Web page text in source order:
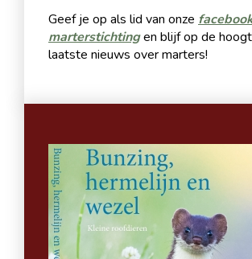
Geef je op als lid van onze
marterstichtingen blijf op de
laatste nieuws over marters!